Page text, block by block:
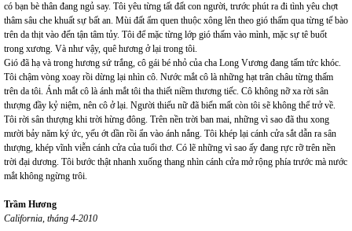
có bạn bè thân đang ngủ say. Tôi yêu từng tất đất con người, trước phút ra đi tình yêu chợt
thâm sâu che khuất sự bất an. Mùi đất ẩm quen thuộc xông lên theo gió thấm qua từng tế bào
trên da thịt vào đến tận tâm tủy. Tôi để mặc từng lớp gió thấm vào mình, mặc sự tê buốt
trong xương. Và như vậy, quê hương ở lại trong tôi.
Gió đã hạ và trong hương sứ trắng, cô gái bé nhỏ của cha Long Vương đang tấm tức khóc.
Tôi chậm vòng xoay rồi dừng lại nhìn cô. Nước mắt cô là những hạt trân châu từng thấm
trên da tôi. Ánh mắt cô là ánh mắt tôi tha thiết niềm thương tiếc. Cô không nỡ xa rời sân
thượng đầy kỷ niệm, nên cô ở lại. Người thiếu nữ đã biến mất còn tôi sẽ không thể trở về.
Tôi rời sân thượng khi trời hừng đông. Trên nền trời ban mai, những vì sao đã thu xong
mười bảy năm ký ức, yếu ớt dần rồi ẩn vào ánh nắng. Tôi khép lại cánh cửa sắt dẫn ra sân
thượng, khép vĩnh viễn cánh cửa của tuổi thơ. Có lẽ những vì sao ấy đang rực rỡ trên nền
trời đại dương. Tôi bước thật nhanh xuống thang nhìn cánh cửa mở rộng phía trước mà nước
mắt không ngừng trôi.
Trầm Hương
California, tháng 4-2010